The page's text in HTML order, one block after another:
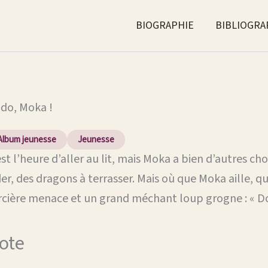
BIOGRAPHIE
Moka !​
jeunesse Jeunesse
l’heure d’aller au lit, mais Moka a bien d’autres
des dragons à terrasser. Mais où que Moka aille,
menace et un grand méchant loup grogne : «